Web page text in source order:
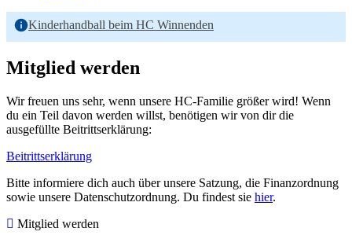
Kinderhandball beim HC Winnenden
Mitglied werden
Wir freuen uns sehr, wenn unsere HC-Familie größer wird! Wenn
du ein Teil davon werden willst, benötigen wir von dir die
ausgefüllte Beitrittserklärung:
Beitrittserklärung
Bitte informiere dich auch über unsere Satzung, die Finanzordnung
sowie unsere Datenschutzordnung. Du findest sie hier.
Mitglied werden